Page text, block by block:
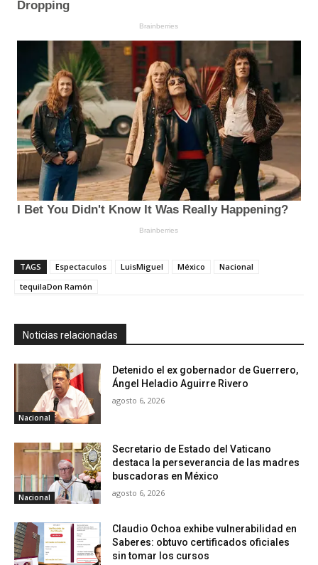
TAGS Espectaculos LuisMiguel México
Nacional
tequilaDon Ramón
Noticias relacionadas
Nacional
Detenido el ex gobernador de Guerrero,
Ángel Heladio Aguirre Rivero
agosto 6, 2026
Nacional
Secretario de Estado del Vaticano
destaca la perseverancia de las madres
buscadoras en México
agosto 6, 2026
Claudio Ochoa exhibe vulnerabilidad en
Saberes: obtuvo certificados oficiales
sin tomar los cursos